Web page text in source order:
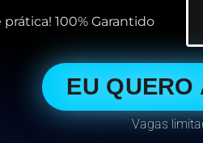
100% Garantido
EU QUERO
Vagas